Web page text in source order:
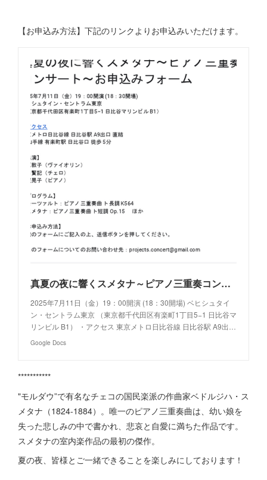
【お申込み方法】下記のリンクよりお申込みいただけます。
真夏の夜に響くスメタナ～ピアノ三重奏コンサート～お申込みフォーム
2025年7月11日（金）19：00開演 (18：30開場) ベヒシュタイ
ン・セントラム東京 （東京都千代田区有楽町1丁目5−1 日比谷マ
リンビル B1） ・アクセス 東京メトロ日比谷線 日比谷駅 A9出…
Google Docs
***********
"モルダウ”で有名なチェコの国民楽派の作曲家ベドルジハ・ス
メタナ（1824-1884）。唯一のピアノ三重奏曲は、幼い娘を
失った悲しみの中で書かれ、悲哀と自愛に満ちた作品です。
スメタナの室内楽作品の最初の傑作。
夏の夜、皆様とご一緒できることを楽しみにしております！